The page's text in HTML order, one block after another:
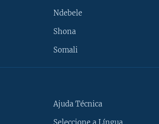
Ndebele
Shona
Somali
Ajuda Técnica